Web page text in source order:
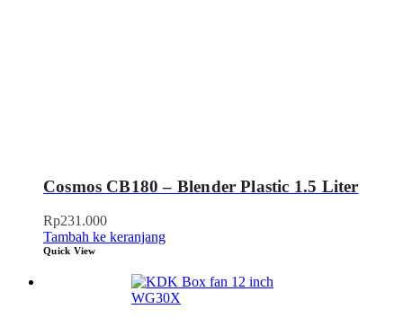
Cosmos CB180 – Blender Plastic 1.5 Liter
Rp231.000
Tambah ke keranjang
Quick View